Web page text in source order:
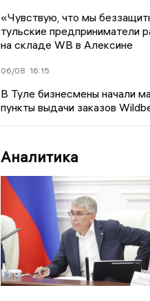
«Чувствую, что мы
тульские предприниматели
на складе WB в Алексине
06/08 16:15
В Туле бизнесмены начали
пункты выдачи заказов
Аналитика